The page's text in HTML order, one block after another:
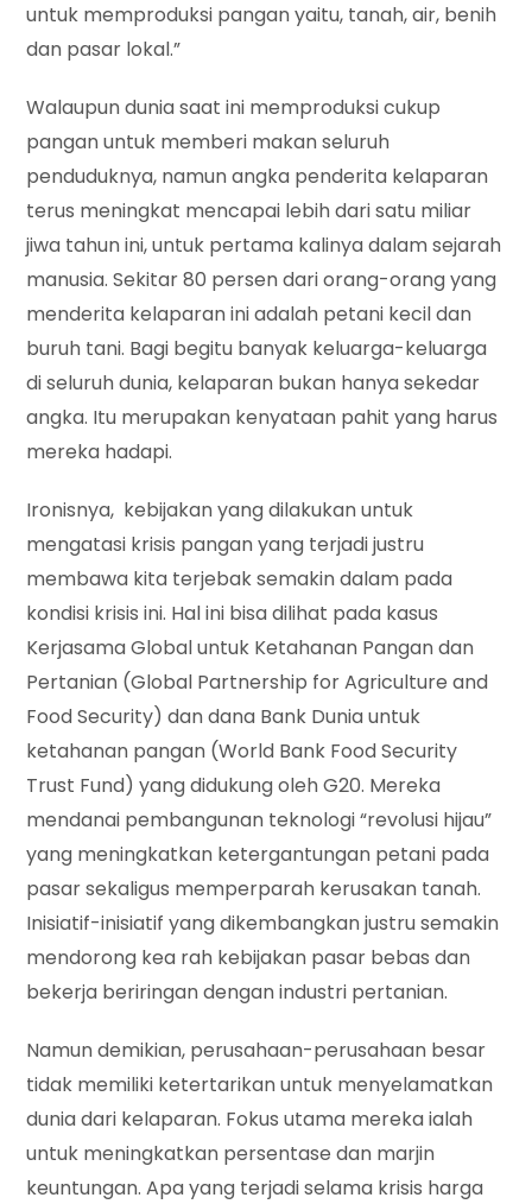
untuk memproduksi pangan yaitu, tanah, air, benih
dan pasar lokal.”
Walaupun dunia saat ini memproduksi cukup
pangan untuk memberi makan seluruh
penduduknya, namun angka penderita kelaparan
terus meningkat mencapai lebih dari satu miliar
jiwa tahun ini, untuk pertama kalinya dalam sejarah
manusia. Sekitar 80 persen dari orang-orang yang
menderita kelaparan ini adalah petani kecil dan
buruh tani. Bagi begitu banyak keluarga-keluarga
di seluruh dunia, kelaparan bukan hanya sekedar
angka. Itu merupakan kenyataan pahit yang harus
mereka hadapi.
Ironisnya, kebijakan yang dilakukan untuk
mengatasi krisis pangan yang terjadi justru
membawa kita terjebak semakin dalam pada
kondisi krisis ini. Hal ini bisa dilihat pada kasus
Kerjasama Global untuk Ketahanan Pangan dan
Pertanian (Global Partnership for Agriculture and
Food Security) dan dana Bank Dunia untuk
ketahanan pangan (World Bank Food Security
Trust Fund) yang didukung oleh G20. Mereka
mendanai pembangunan teknologi “revolusi hijau”
yang meningkatkan ketergantungan petani pada
pasar sekaligus memperparah kerusakan tanah.
Inisiatif-inisiatif yang dikembangkan justru semakin
mendorong kea rah kebijakan pasar bebas dan
bekerja beriringan dengan industri pertanian.
Namun demikian, perusahaan-perusahaan besar
tidak memiliki ketertarikan untuk menyelamatkan
dunia dari kelaparan. Fokus utama mereka ialah
untuk meningkatkan persentase dan marjin
keuntungan. Apa yang terjadi selama krisis harga